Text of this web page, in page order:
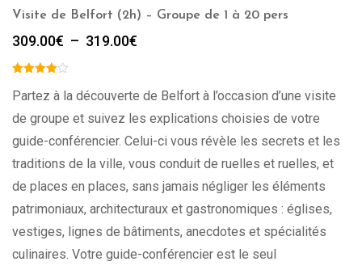
Visite de Belfort (2h) – Groupe de 1 à 20 pers
309.00€ – 319.00€
309.00€
à
319.00€
Partez à la découverte de Belfort à l’occasion d’une visite
de groupe et suivez les explications choisies de votre
guide-conférencier. Celui-ci vous révèle les secrets et les
traditions de la ville, vous conduit de ruelles et ruelles, et
de places en places, sans jamais négliger les éléments
patrimoniaux, architecturaux et gastronomiques : églises,
vestiges, lignes de bâtiments, anecdotes et spécialités
culinaires. Votre guide-conférencier est le seul